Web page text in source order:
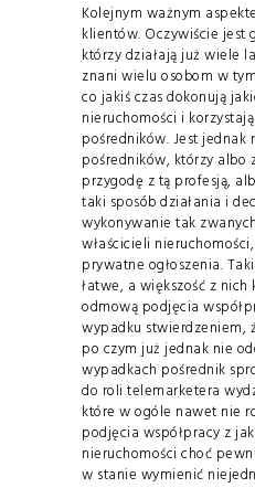
Kolejnym ważnym
klientów. Oczywiście jest
którzy działają już wiele
znani wielu osobom w
co jakiś czas dokonują
nieruchomości i
pośredników. Jest jednak
pośredników, którzy albo
przygodę z tą profesją,
taki sposób działania i
wykonywanie tak
właścicieli
prywatne ogłoszenia.
łatwe, a większość z
odmową podjęcia
wypadku stwierdzeniem,
po czym już jednak nie
wypadkach pośrednik
do roli telemarketera
które w ogóle nawet nie
podjęcia współpracy z
nieruchomości choć
w stanie wymienić